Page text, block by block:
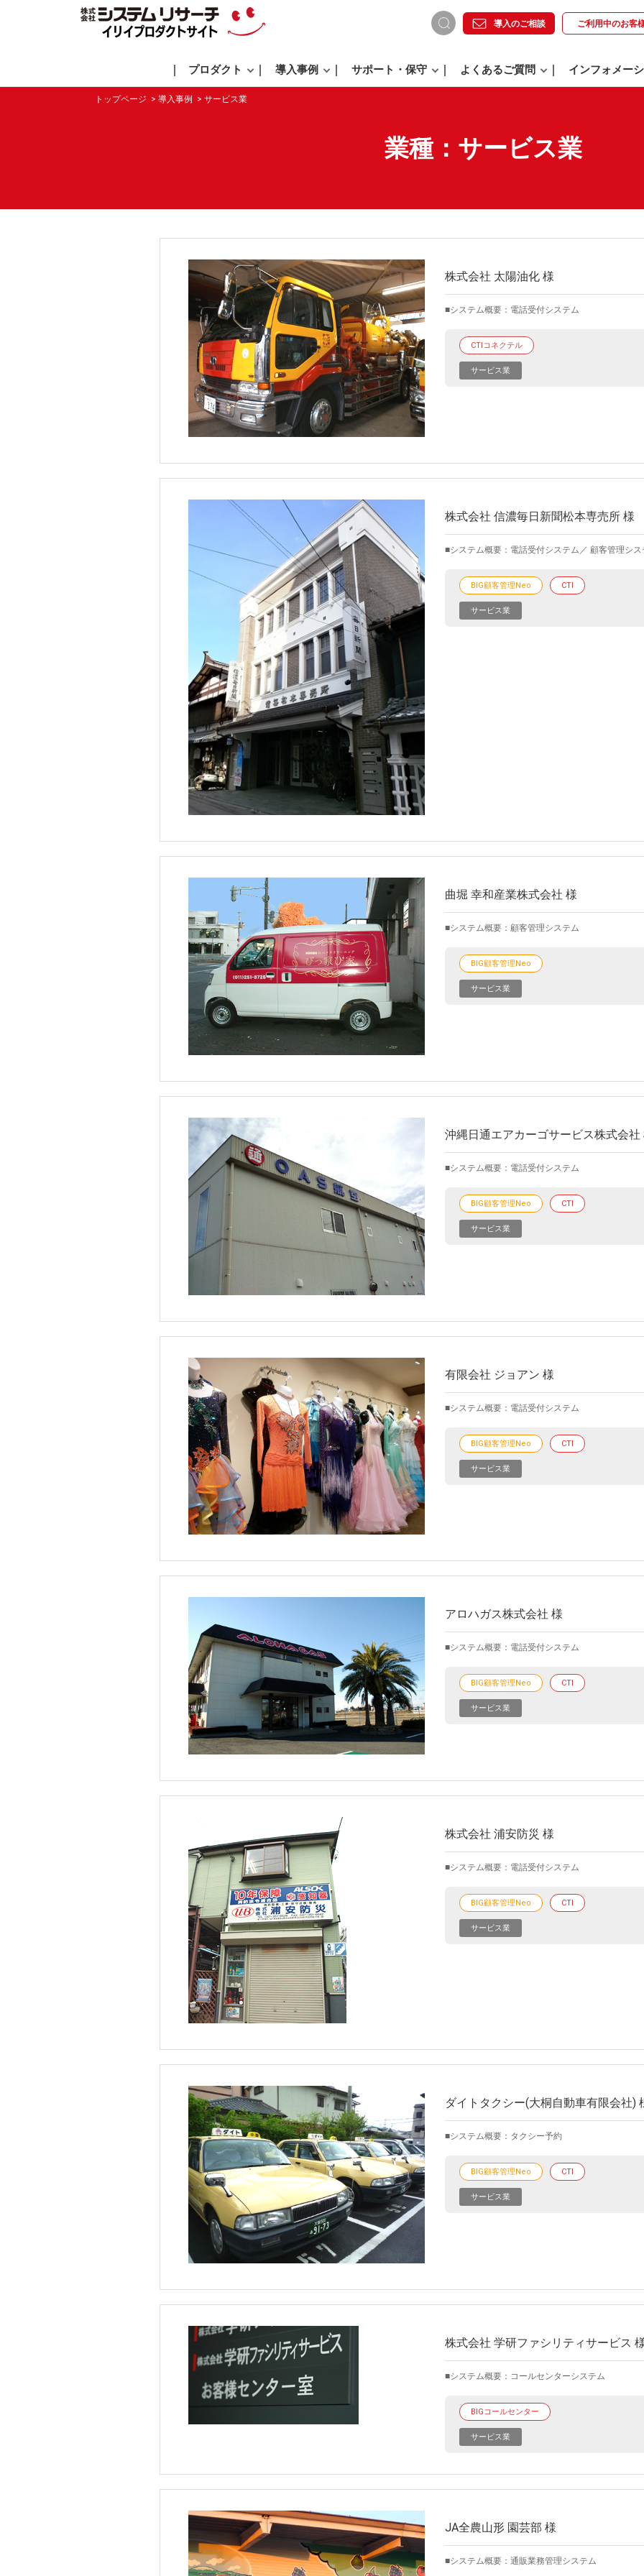
導入のご相談 ご利用中のお客
プロダクト 導入事例 サポート・保守 よくあるご質問 インフォメー
トップページ 導入事例 サービス業
業種：サービス業
株式会社 太陽油化 様
システム概要：電話受付システム
CTIコネクテル
サービス業
株式会社 信濃毎日新聞松本専売所 様
システム概要：電話受付システム／ 顧客管理シス
BIG顧客管理Neo CTI
サービス業
曲堀 幸和産業株式会社 様
システム概要：顧客管理システム
BIG顧客管理Neo
サービス業
沖縄日通エアカーゴサービス株式会社
システム概要：電話受付システム
BIG顧客管理Neo CTI
サービス業
有限会社 ジョアン 様
システム概要：電話受付システム
BIG顧客管理Neo CTI
サービス業
アロハガス株式会社 様
システム概要：電話受付システム
BIG顧客管理Neo CTI
サービス業
株式会社 浦安防災 様
システム概要：電話受付システム
BIG顧客管理Neo CTI
サービス業
ダイトタクシー(大桐自動車有限会社)
システム概要：タクシー予約
BIG顧客管理Neo CTI
サービス業
株式会社 学研ファシリティサービス
システム概要：コールセンターシステム
BIGコールセンター
サービス業
JA全農山形 園芸部 様
システム概要：通販業務管理システム